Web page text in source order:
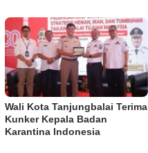
Wali Kota Tanjungbalai Terima
Kunker Kepala Badan
Karantina Indonesia